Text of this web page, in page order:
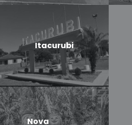
Itacurubi
Nova